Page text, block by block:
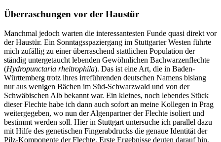
Überraschungen vor der Haustür
Manchmal jedoch warten die interessantesten Funde quasi direkt vor
der Haustür. Ein Sonntagsspaziergang im Stuttgarter Westen führte
mich zufällig zu einer überraschend stattlichen Population der
ständig untergetaucht lebenden Gewöhnlichen Bachwarzenflechte
(Hydropunctaria rheitrophila). Das ist eine Art, die in Baden-
Württemberg trotz ihres irreführenden deutschen Namens bislang
nur aus wenigen Bächen im Süd-Schwarzwald und von der
Schwäbischen Alb bekannt war. Ein kleines, noch lebendes Stück
dieser Flechte habe ich dann auch sofort an meine Kollegen in Prag
weitergegeben, wo nun der Algenpartner der Flechte isoliert und
bestimmt werden soll. Hier in Stuttgart untersuche ich parallel dazu
mit Hilfe des genetischen Fingerabdrucks die genaue Identität der
Pilz-Komponente der Flechte. Erste Ergebnisse deuten darauf hin,